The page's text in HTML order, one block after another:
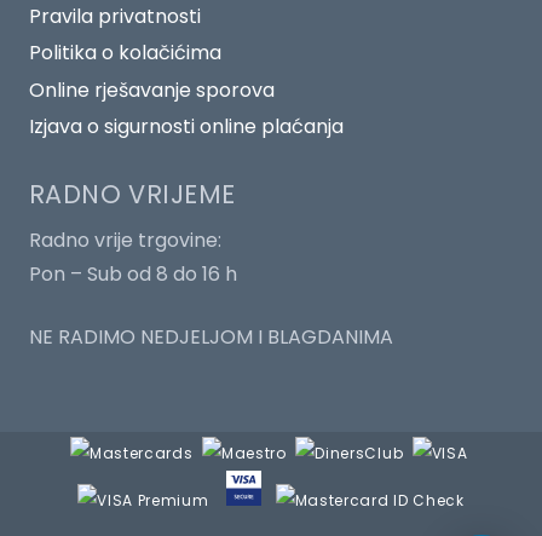
Pravila privatnosti
Politika o kolačićima
Online rješavanje sporova
Izjava o sigurnosti online plaćanja
RADNO VRIJEME
Radno vrije trgovine:
Pon – Sub od 8 do 16 h
NE RADIMO NEDJELJOM I BLAGDANIMA